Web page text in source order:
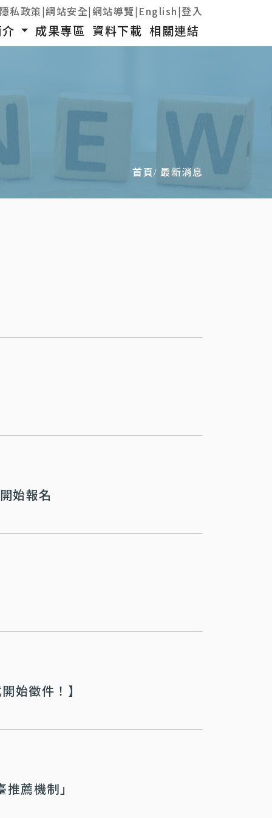
私政策|網站安全|網站導覽| English|登入
成果專區 資料下載 相關連結
首頁 最新消息
始報名
始徵件！】
薦機制」